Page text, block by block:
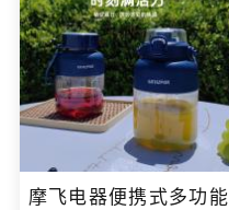
摩飞电器便携式多功能